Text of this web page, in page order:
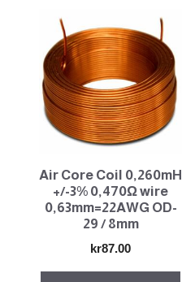
Air Core Coil 0,260mH
+/-3% 0,470Ω wire
0,63mm=22AWG OD-
29 / 8mm
kr87.00